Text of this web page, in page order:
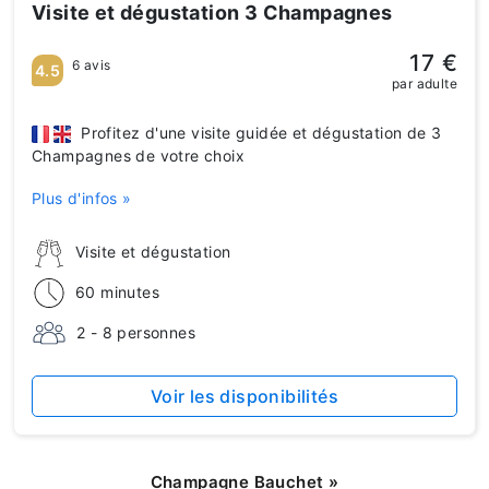
Visite et dégustation 3 Champagnes
Visite et dégustation
60 minutes
2 - 8 personnes
Profitez d'une visite guidée et dégustation de 3
Champagnes de votre choix
Plus d'infos »
4.5 6 avis 17 €
par adulte
Voir les disponibilités
Champagne Bauchet »